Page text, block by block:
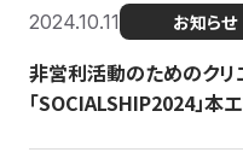
2024.10.11 お知らせ
非営利活動のためのクリ
「SOCIALSHIP2024」本